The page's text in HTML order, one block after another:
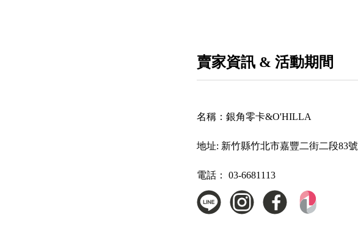
賣家資訊 & 活動期間
名稱： 銀角零卡&O'HILLA
地址: 新竹縣竹北市嘉豐二街二段83號
電話： 03-6681113